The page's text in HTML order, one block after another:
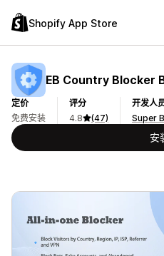
Shopify App Store
EB Country Blocker
定价
免费安装
评分
4.8
(47)
开发人
Super
安